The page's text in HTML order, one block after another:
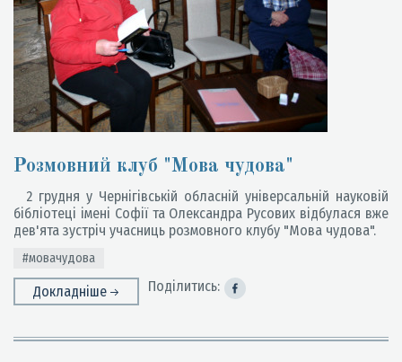
Розмовний клуб "Мова чудова"
2 грудня у Чернігівській обласній універсальній науковій
бібліотеці імені Софії та Олександра Русових відбулася вже
дев'ята зустріч учасниць розмовного клубу "Мова чудова".
#мовачудова
Докладніше Поділитись: